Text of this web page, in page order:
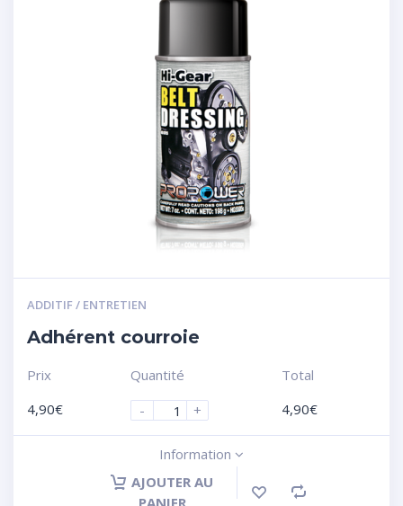
ADDITIF / ENTRETIEN
Adhérent courroie
Prix
4,90€
Quantité
-
+
Total
4,90€
Information
AJOUTER AU
PANIER